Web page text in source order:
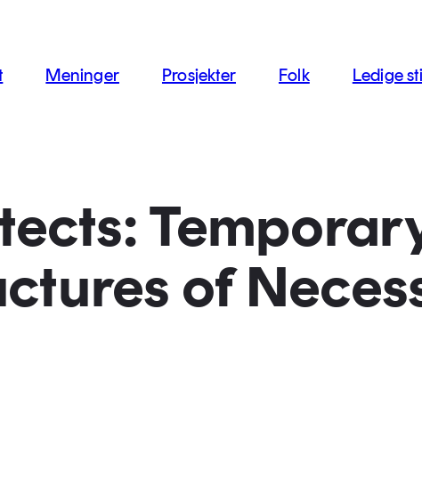
Meninger Prosjekter Folk Ledige
of